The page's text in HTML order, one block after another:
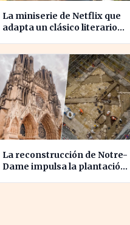
La miniserie de Netflix que
adapta un clásico literario
La reconstrucción de Notre-
Dame impulsa la plantación